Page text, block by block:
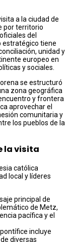
a la ciudad de
por territorio
del
estratégico tiene
unidad y
europeo en
y sociales.
se estructuró
zona geográfica
y frontera
aprovechar el
comunitaria y
los pueblos de la
la visita
católica
local y líderes
principal de
de Metz,
pacífica y el
incluye
diversas